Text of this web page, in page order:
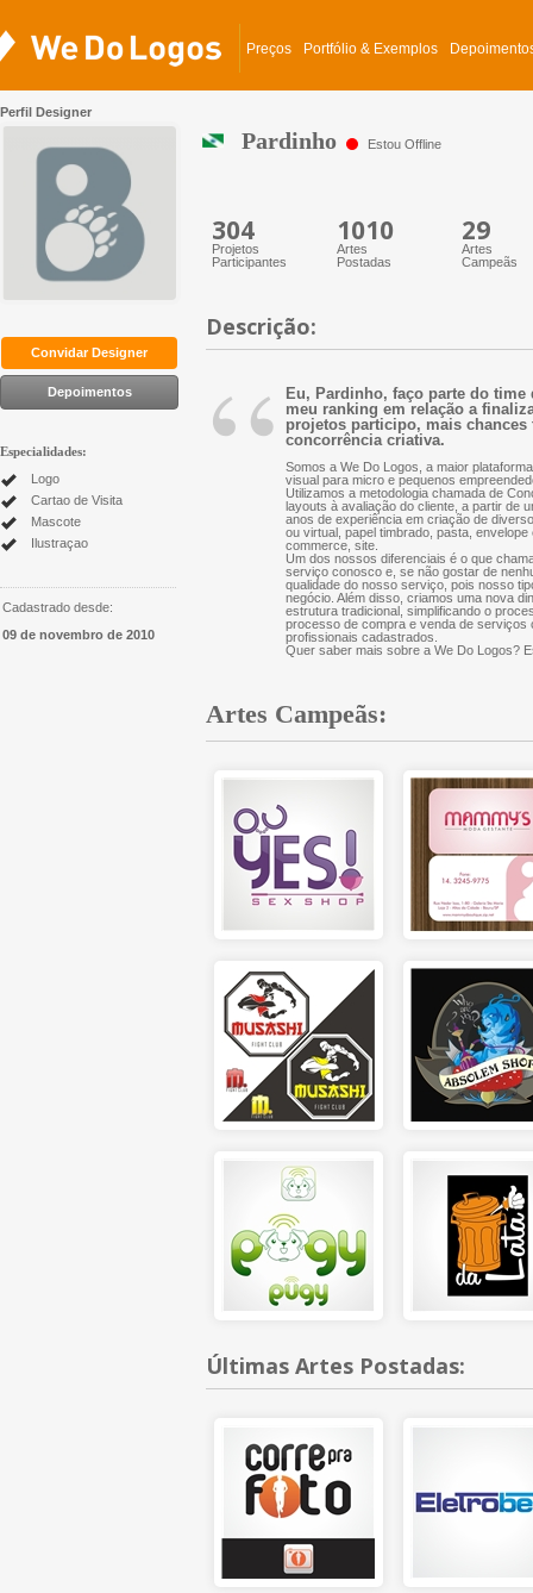
Preços Portfólio & Exemplos
Convidar Designer
Depoimentos
Especialidades:
Logo
Cartao de Visita
Mascote
Ilustraçao
Cadastrado desde:
09 de novembro de 2010
Pardinho Estou Offline
Perfil Designer
304
Projetos
Participantes
1010
Artes
Postadas
29
Artes
Campeãs
Descrição:
“
Eu, Pardinho, faço parte do
meu ranking em relação a
projetos participo, mais
concorrência criativa.
Somos a We Do Logos, a maior
visual para micro e pequenos
Utilizamos a metodologia chamada de
layouts à avaliação do cliente, a partir de
anos de experiência em criação de
ou virtual, papel timbrado, pasta,
commerce, site.
Um dos nossos diferenciais é o que
serviço conosco e, se não gostar de
qualidade do nosso serviço, pois nosso
negócio. Além disso, criamos uma nova
estrutura tradicional, simplificando o
processo de compra e venda de serviços
profissionais cadastrados.
Quer saber mais sobre a We Do Logos?
Artes Campeãs:
Últimas Artes Postadas: